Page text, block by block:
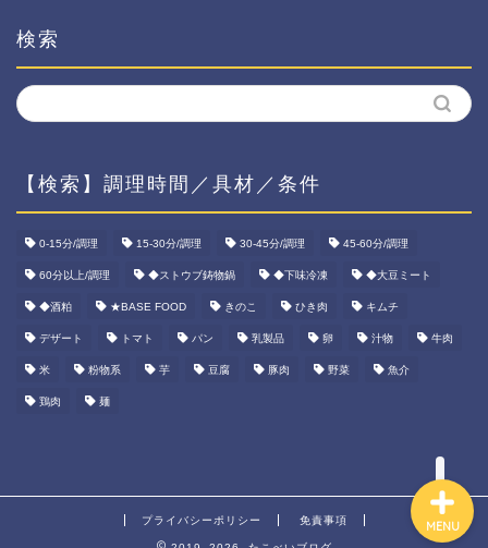
検索
【検索】調理時間／具材／条件
0-15分/調理 15-30分/調理 30-45分/調理 45-60分/調理
60分以上/調理 ◆ストウブ鋳物鍋 ◆下味冷凍 ◆大豆ミート
◆酒粕 ★BASE FOOD きのこ ひき肉 キムチ
デザート トマト パン 乳製品 卵 汁物 牛肉
米 粉物系 芋 豆腐 豚肉 野菜 魚介
鶏肉 麺
プライバシーポリシー 免責事項 MENU
ホーム
資産運用
ダイエット